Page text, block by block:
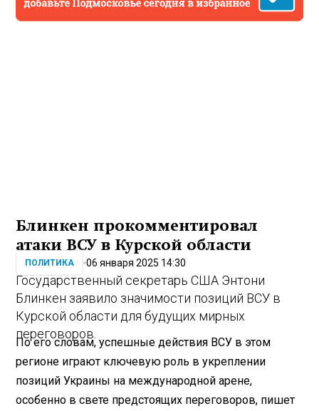
Блинкен прокомментировал
атаки ВСУ в Курской области
ПОЛИТИКА 06 января 2025 14:30
Государственный секретарь США Энтони
Блинкен заявило значимости позиций ВСУ в
Курской области для будущих мирных
переговоров.
По его словам, успешные действия ВСУ в этом
регионе играют ключевую роль в укреплении
позиций Украины на международной арене,
особенно в свете предстоящих переговоров, пишет